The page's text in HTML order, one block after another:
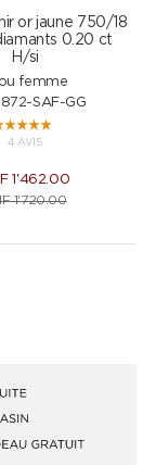
or jaune 750/18
0.20 ct
H/si
femme
SAF-GG
4 AVIS
1'462.00
1'720.00